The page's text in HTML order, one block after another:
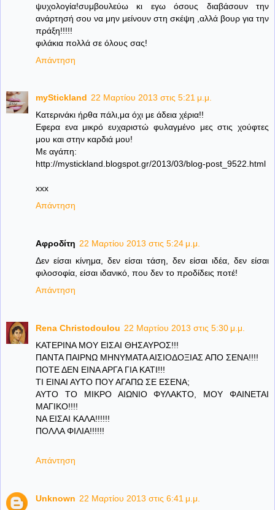
ψυχολογία!συμβουλεύω κι εγω όσους διαβάσουν την
ανάρτησή σου να μην μείνουν στη σκέψη ,αλλά βουρ για την
πράξη!!!!!
φιλάκια πολλά σε όλους σας!
Απάντηση
myStickland 22 Μαρτίου 2013 στις 5:21 μ.μ.
Κατερινάκι ήρθα πάλι,μα όχι με άδεια χέρια!!
Εφερα ενα μικρό ευχαριστώ φυλαγμένο μες στις χούφτες
μου και στην καρδιά μου!
Με αγάπη:
http://mystickland.blogspot.gr/2013/03/blog-post_9522.html
xxx
Απάντηση
Αφροδίτη 22 Μαρτίου 2013 στις 5:24 μ.μ.
Δεν είσαι κίνημα, δεν είσαι τάση, δεν είσαι ιδέα, δεν είσαι
φιλοσοφία, είσαι ιδανικό, που δεν το προδίδεις ποτέ!
Απάντηση
Rena Christodoulou 22 Μαρτίου 2013 στις 5:30 μ.μ.
ΚΑΤΕΡΙΝΑ ΜΟΥ ΕΙΣΑΙ ΘΗΣΑΥΡΟΣ!!!
ΠΑΝΤΑ ΠΑΙΡΝΩ ΜΗΝΥΜΑΤΑ ΑΙΣΙΟΔΟΞΙΑΣ ΑΠΟ ΣΕΝΑ!!!!
ΠΟΤΕ ΔΕΝ ΕΙΝΑ ΑΡΓΑ ΓΙΑ ΚΑΤΙ!!!
ΤΙ ΕΙΝΑΙ ΑΥΤΟ ΠΟΥ ΑΓΑΠΩ ΣΕ ΕΣΕΝΑ;
ΑΥΤΟ ΤΟ ΜΙΚΡΟ ΑΙΩΝΙΟ ΦΥΛΑΚΤΟ, ΜΟΥ ΦΑΙΝΕΤΑΙ
ΜΑΓΙΚΟ!!!!
ΝΑ ΕΙΣΑΙ ΚΑΛΑ!!!!!!
ΠΟΛΛΑ ΦΙΛΙΑ!!!!!!
Απάντηση
Unknown 22 Μαρτίου 2013 στις 6:41 μ.μ.